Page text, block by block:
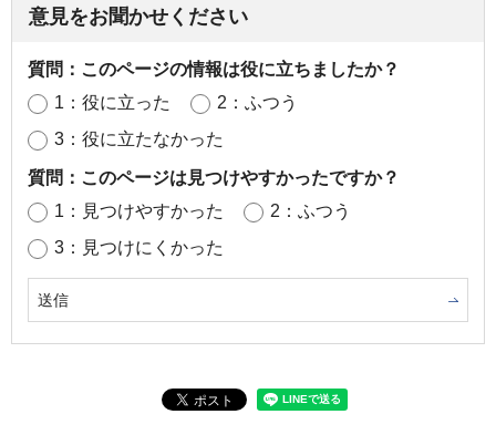
意見をお聞かせください
質問：このページの情報は役に立ちましたか？
1：役に立った
2：ふつう
3：役に立たなかった
質問：このページは見つけやすかったですか？
1：見つけやすかった
2：ふつう
3：見つけにくかった